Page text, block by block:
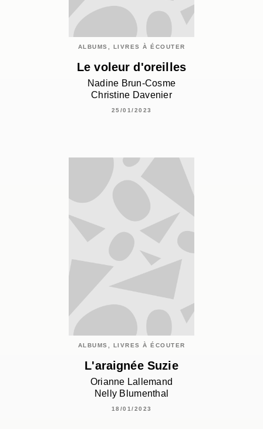
ALBUMS, LIVRES À ÉCOUTER
Le voleur d'oreilles
Nadine Brun-Cosme
Christine Davenier
25/01/2023
ALBUMS, LIVRES À ÉCOUTER
L'araignée Suzie
Orianne Lallemand
Nelly Blumenthal
18/01/2023